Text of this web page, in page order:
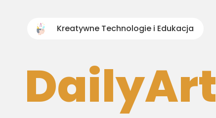
Kreatywne Technologie i Edukacja
DailyArt